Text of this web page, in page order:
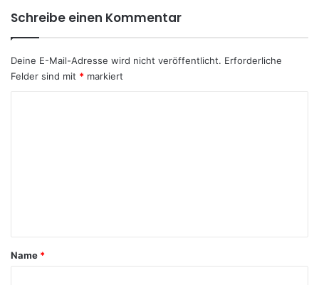
Schreibe einen Kommentar
Deine E-Mail-Adresse wird nicht veröffentlicht. Erforderliche
Felder sind mit * markiert
a
Name *